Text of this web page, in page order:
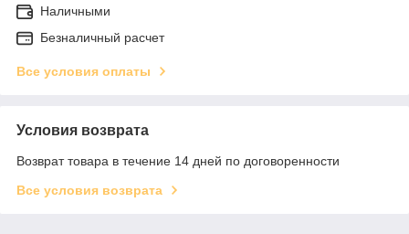
Наличными
Безналичный расчет
Все условия оплаты
Условия возврата
Возврат товара в течение 14 дней по договоренности
Все условия возврата